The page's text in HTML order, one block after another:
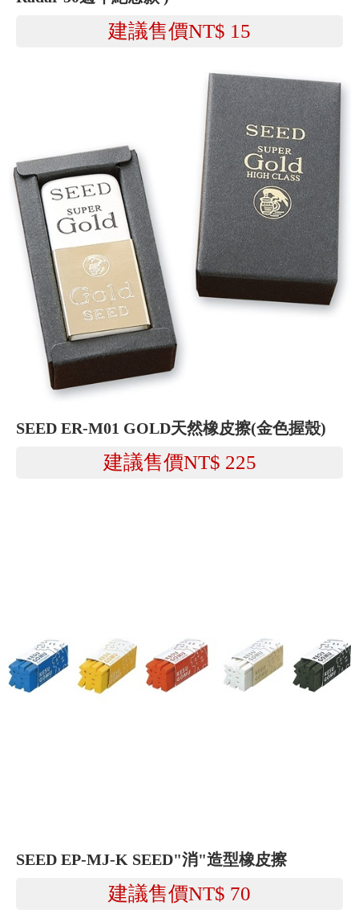
建議售價NT$ 15
SEED ER-M01 GOLD天然橡皮擦(金色握殼)
建議售價NT$ 225
SEED EP-MJ-K SEED"消"造型橡皮擦
建議售價NT$ 70